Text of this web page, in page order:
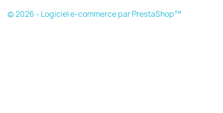
© 2026 - Logiciel e-commerce par PrestaShop™